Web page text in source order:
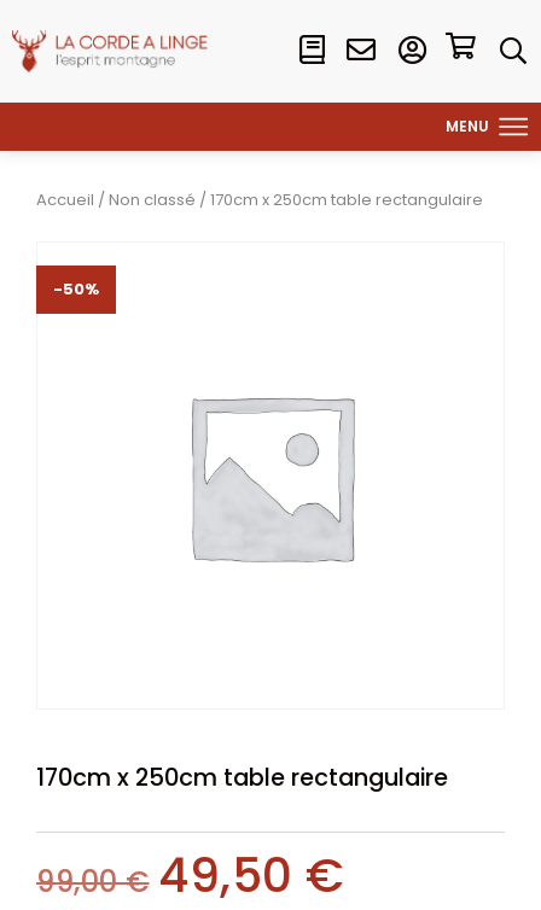
Accueil / Non classé / 170cm x 250cm table rectangulaire
-50%
170cm x 250cm table rectangulaire
99,00€ 49,50 €